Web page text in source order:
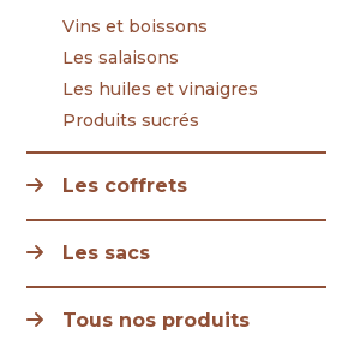
Vins et boissons
Les salaisons
Les huiles et vinaigres
Produits sucrés
Les coffrets
Les sacs
Tous nos produits